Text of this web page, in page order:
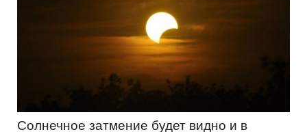
Солнечное затмение будет видно и в